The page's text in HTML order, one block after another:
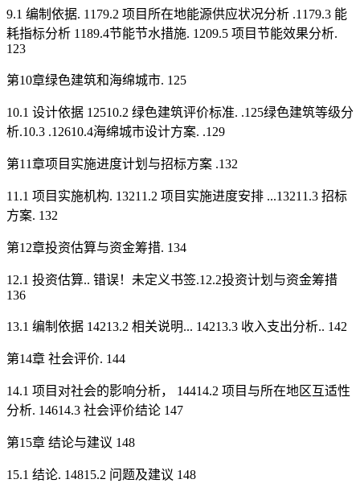
9.1 编制依据. 1179.2 项目所在地能源供应状况分析 .1179.3 能
耗指标分析 1189.4节能节水措施. 1209.5 项目节能效果分析.
123
第10章绿色建筑和海绵城市. 125
10.1 设计依据 12510.2 绿色建筑评价标准. .125绿色建筑等级分
析.10.3 .12610.4海绵城市设计方案. .129
第11章项目实施进度计划与招标方案 .132
11.1 项目实施机构. 13211.2 项目实施进度安排 ...13211.3 招标
方案. 132
第12章投资估算与资金筹措. 134
12.1 投资估算.. 错误！未定义书签.12.2投资计划与资金筹措
136
13.1 编制依据 14213.2 相关说明... 14213.3 收入支出分析.. 142
第14章 社会评价. 144
14.1 项目对社会的影响分析， 14414.2 项目与所在地区互适性
分析. 14614.3 社会评价结论 147
第15章 结论与建议 148
15.1 结论. 14815.2 问题及建议 148